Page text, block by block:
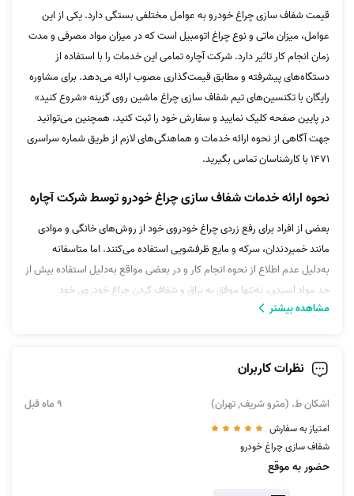
قیمت شفاف سازی چراغ خودرو به عوامل مختلفی بستگی دارد. یکی از این
عوامل، میزان ماتی و نوع چراغ اتومبیل است که در میزان مواد مصرفی و مدت
زمان انجام کار تاثیر دارد. شرکت آچاره تمامی این خدمات را با استفاده از
دستگاه‌های پیشرفته و مطابق قیمت‌گذاری مصوب ارائه می‌دهد. برای مشاوره
رایگان با تکنسین‌های تیم شفاف سازی چراغ ماشین روی گزینه «شروع کنید»
در پایین صفحه کلیک نمایید و سفارش خود را ثبت کنید. همچنین می‌توانید
جهت آگاهی از نحوه ارائه خدمات و هماهنگی‌های لازم از طریق شماره سراسری
1471 با کارشناسان تماس بگیرید.
نحوه ارائه خدمات شفاف سازی چراغ خودرو توسط شرکت آچاره
بعضی از افراد برای رفع زردی چراغ خودروی خود از روش‌های خانگی و موادی
مانند خمیردندان، سرکه و مایع ظرفشویی استفاده می‌کنند. اما متاسفانه
به‌دلیل عدم اطلاع از نحوه انجام کار و در بعضی مواقع به‌دلیل استفاده بیش از
حد مواد اسیدی، نه‌تنها موفق به براق و شفاف کردن چراغ خودروی خود
نمی‌شوند، بلکه خط و خش بیشتری روی آن ایجاد می‌کنند و به لایه محافظتی
مرکز شفاف سازی چراغ خودرو شرکت آچاره با استفاده از پولیش‌،اسپری و
واکس‌های باکیفیت و مرغوب براق کننده چراغ ماشین و به‌کارگیری
پیشرفته‌ترین دستگاه شفاف سازی چراغ، به روش ایمن و موثر چراغ‌های
خودروی شما را شفاف و براق می‌کند.
به این ترتیب با پرداخت مناسب‌ترین قیمت شفاف سازی چراغ خودرو، خدمات
باکیفیت دریافت خواهید کرد. از طریق خدمات تخصصی آچاره هیچ آسیبی به
طلق چراغ نمی‌رسد و اقدامات انجام شده، موجب بالا رفتن کیفیت عملکرد
مشاهده بیشتر
نظرات کاربران
اشکان ط. (مترو شریف, تهران) 9 ماه قبل
امتیاز به سفارش
شفاف سازی چراغ خودرو
حضور به موقع